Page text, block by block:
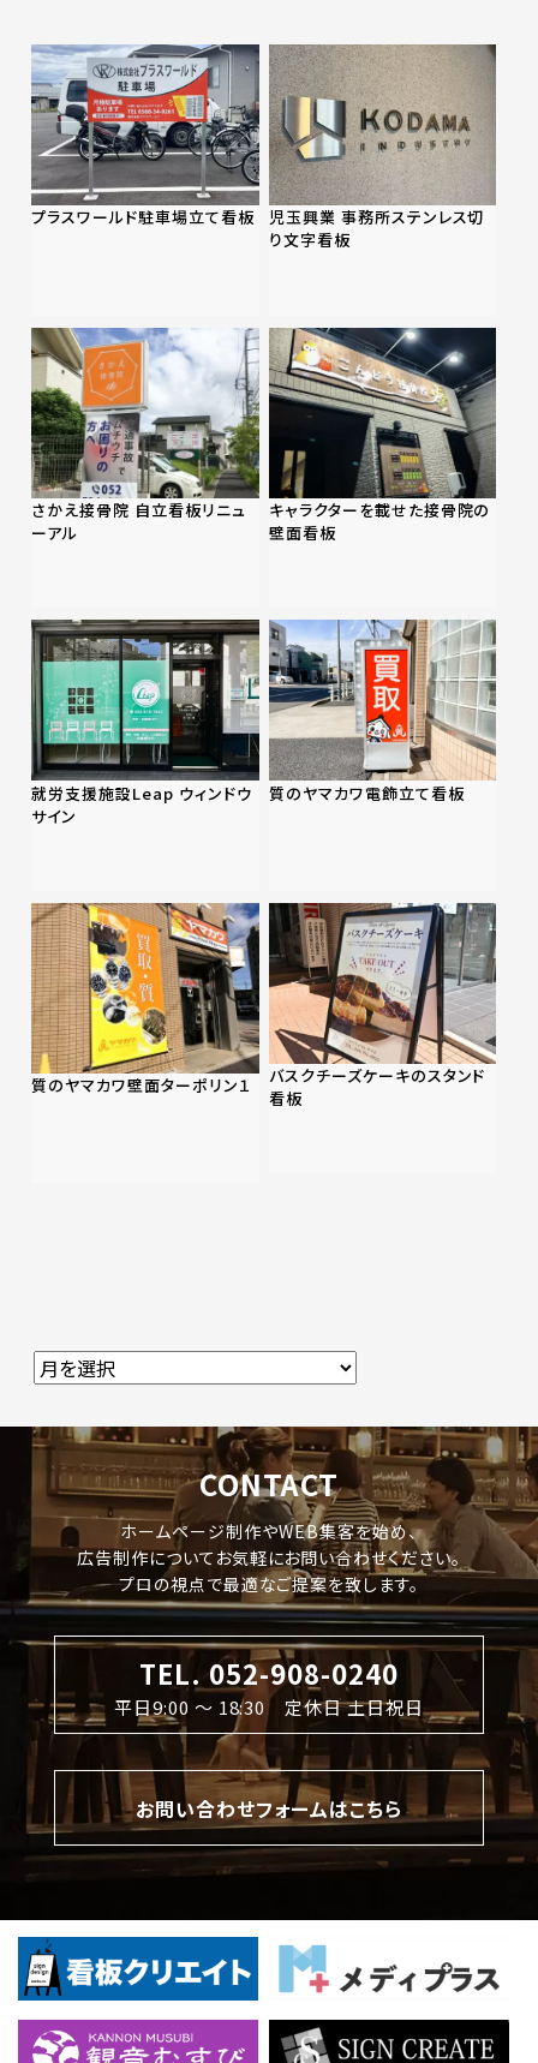
プラスワールド駐車場立て看板
児玉興業 事務所ステンレス切
り文字看板
さかえ接骨院 自立看板リニュ
ーアル
キャラクターを載せた接骨院の
壁面看板
就労支援施設Leap ウィンドウ
サイン
質のヤマカワ電飾立て看板
質のヤマカワ壁面ターポリン１
バスクチーズケーキのスタンド
看板
CONTACT
ホームページ制作やWEB集客を始め、
広告制作についてお気軽にお問い合わせください。
プロの視点で最適なご提案を致します。
TEL. 052-908-0240
平日9:00 〜 18:30 定休日 土日祝日
お問い合わせフォームはこちら